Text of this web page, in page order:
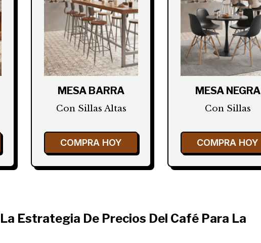
MESA BARRA
Con Sillas Altas
COMPRA HOY
MESA NEGRA
Con Sillas
COMPRA HOY
Estrategia De Precios Del Café Para La